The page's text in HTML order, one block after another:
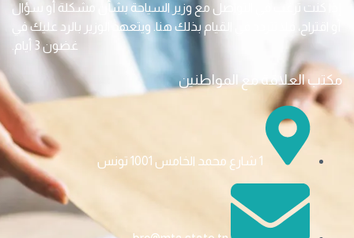
كنت ترغب في التواصل مع وزير السياحة بشأن مشكلة أو سؤال
اقتراح، فلا تتردد في القيام بذلك هنا. ويتعهد الوزير بالرد عليك في
غضون 3 أيام.
العلاقة مع المواطنين
1 شارع محمد الخامس 1001 تونس